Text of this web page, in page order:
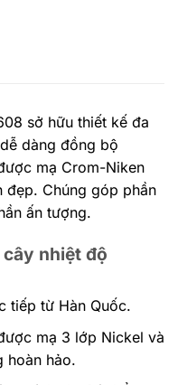
sở hữu thiết kế đa
dàng đồng bộ
mạ Crom-Niken
đẹp. Chúng góp phần
ấn tượng.
nhiệt độ
tiếp từ Hàn Quốc.
mạ 3 lớp Nickel và
hoàn hảo.